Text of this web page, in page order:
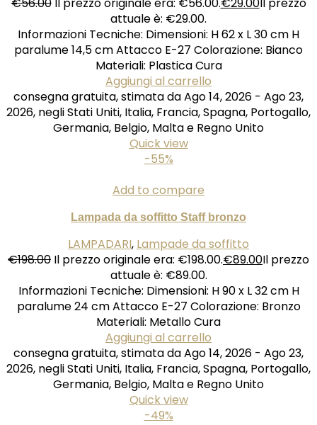
€56.00 Il prezzo originale era: €56.00.€29.00Il prezzo
attuale è: €29.00.
Informazioni Tecniche: Dimensioni: H 62 x L 30 cm H
paralume 14,5 cm Attacco E-27 Colorazione: Bianco
Materiali: Plastica Cura
Aggiungi al carrello
consegna gratuita, stimata da Ago 14, 2026 - Ago 23,
2026, negli Stati Uniti, Italia, Francia, Spagna, Portogallo,
Germania, Belgio, Malta e Regno Unito
Quick view
-55%
Add to compare
Lampada da soffitto Staff bronzo
LAMPADARI, Lampade da soffitto
€198.00 Il prezzo originale era: €198.00.€89.00Il prezzo
attuale è: €89.00.
Informazioni Tecniche: Dimensioni: H 90 x L 32 cm H
paralume 24 cm Attacco E-27 Colorazione: Bronzo
Materiali: Metallo Cura
Aggiungi al carrello
consegna gratuita, stimata da Ago 14, 2026 - Ago 23,
2026, negli Stati Uniti, Italia, Francia, Spagna, Portogallo,
Germania, Belgio, Malta e Regno Unito
Quick view
-49%